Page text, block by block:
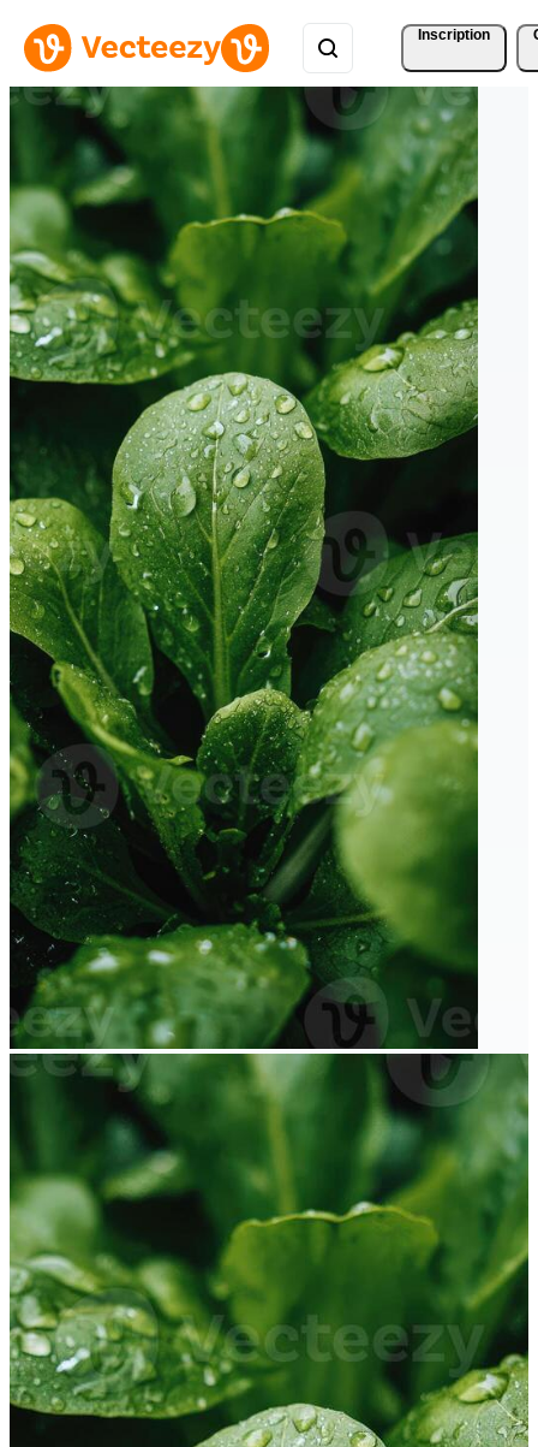
Inscription